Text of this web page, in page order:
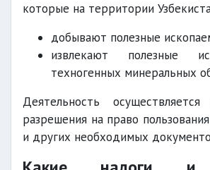
которые на территории
добывают полезные
извлекают полезные
техногенных минеральных
Деятельность
разрешения на право
и других необходимых